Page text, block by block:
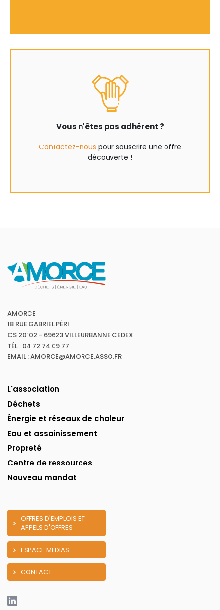
Vous n'êtes pas adhérent ?
Contactez-nous pour souscrire une offre
découverte !
AMORCE
18 RUE GABRIEL PÉRI
CS 20102 - 69623 VILLEURBANNE CEDEX
TÉL : 04 72 74 09 77
EMAIL : AMORCE@AMORCE.ASSO.FR
L'association
Déchets
Énergie et réseaux de chaleur
Eau et assainissement
Propreté
Centre de ressources
Nouveau mandat
OFFRES D'EMPLOIS ET
APPELS D'OFFRES
ESPACE MEDIAS
CONTACT